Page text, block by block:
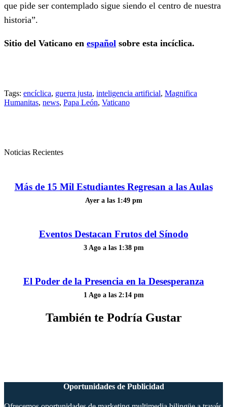
que pide ser contemplado sigue siendo el centro de nuestra
historia”.
Sitio del Vaticano en español sobre esta incíclica.
Tags: encíclica, guerra justa, inteligencia artificial, Magnifica
Humanitas, news, Papa León, Vaticano
Noticias Recientes
Más de 15 Mil Estudiantes Regresan a las Aulas
Ayer a las 1:49 pm
Eventos Destacan Frutos del Sínodo
3 Ago a las 1:38 pm
El Poder de la Presencia en la Desesperanza
1 Ago a las 2:14 pm
También te Podría Gustar
Oportunidades de Publicidad